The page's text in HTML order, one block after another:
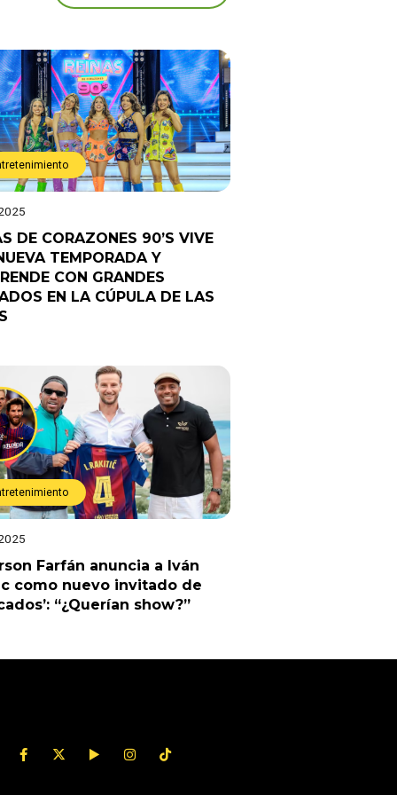
DE CORAZONES 90’S VIVE
TEMPORADA Y
CON GRANDES
EN LA CÚPULA DE LAS
Farfán anuncia a Iván
como nuevo invitado de
“¿Querían show?”